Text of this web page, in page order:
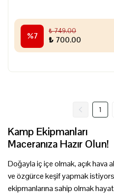
%7
₺ 749.00
₺ 700.00
1
Kamp Ekipmanları
Maceranıza Hazır Olun!
Doğayla iç içe olmak, açık hava
ve özgürce keşif yapmak
ekipmanlarına sahip olmak